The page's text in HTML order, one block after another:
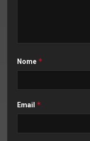
Nome *
Email *